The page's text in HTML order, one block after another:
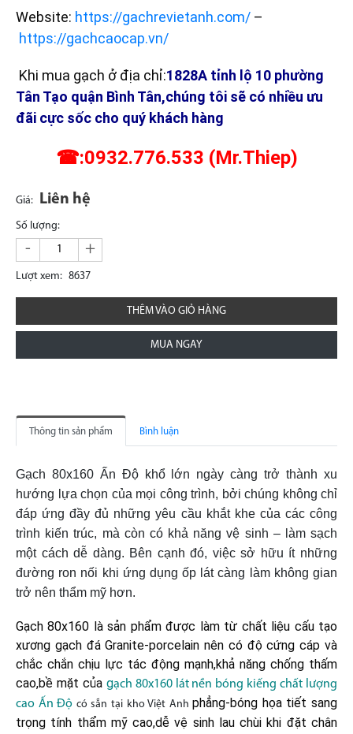
Website: https://gachrevietanh.com/ –
https://gachcaocap.vn/
Khi mua gạch ở địa chỉ:1828A tỉnh lộ 10 phường
Tân Tạo quận Bình Tân,chúng tôi sẽ có nhiều ưu
đãi cực sốc cho quý khách hàng
☎:0932.776.533 (Mr.Thiep)
Giá: Liên hệ
Số lượng:
- +
Lượt xem: 8637
THÊM VÀO GIỎ HÀNG
MUA NGAY
Thông tin sản phẩm Bình luận
Gạch 80x160 Ấn Độ khổ lớn ngày càng trở thành xu
hướng lựa chọn của mọi công trình, bởi chúng không chỉ
đáp ứng đầy đủ những yêu cầu khắt khe của các công
trình kiến trúc, mà còn có khả năng vệ sinh – làm sạch
một cách dễ dàng. Bên cạnh đó, việc sở hữu ít những
đường ron nối khi ứng dụng ốp lát càng làm không gian
trở nên thẩm mỹ hơn.
Gạch 80x160 là sản phẩm được làm từ chất liệu cấu tạo
xương gạch đá Granite-porcelain nên có độ cứng cáp và
chắc chắn chịu lực tác động mạnh,khả năng chống thấm
cao,bề mặt của gạch 80x160 lát nền bóng kiếng chất lượng
cao Ấn Độ có sẵn tại kho Việt Anh phẳng-bóng họa tiết sang
trọng tính thẩm mỹ cao,dễ vệ sinh lau chùi khi đặt chân